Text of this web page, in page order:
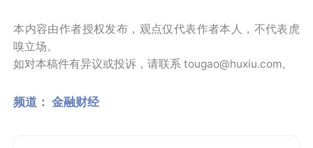
本内容由作者授权发布，观点仅代表作者本人，不代表虎
嗅立场。
如对本稿件有异议或投诉，请联系 tougao@huxiu.com。
频道： 金融财经